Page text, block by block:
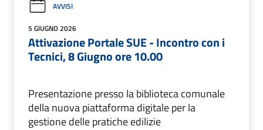
AVVISI
5 GIUGNO 2026
Attivazione Portale SUE - Incontro con i
Tecnici, 8 Giugno ore 10.00
Presentazione presso la biblioteca comunale
della nuova piattaforma digitale per la
gestione delle pratiche edilizie